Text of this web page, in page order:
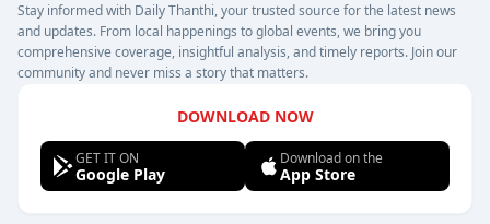
Stay informed with Daily Thanthi, your trusted source for the latest news
and updates. From local happenings to global events, we bring you
comprehensive coverage, insightful analysis, and timely reports. Join our
community and never miss a story that matters.
DOWNLOAD NOW
GET IT ON
Google Play
Download on the
App Store